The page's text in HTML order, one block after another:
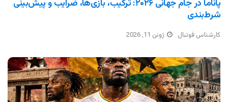
پاناما در جام جهانی ۲۰۲۶: ترکیب، بازی‌ها، ضرایب و پیش‌بینی
شرط‌بندی
کارشناس فوتبال ژوئن 11, 2026